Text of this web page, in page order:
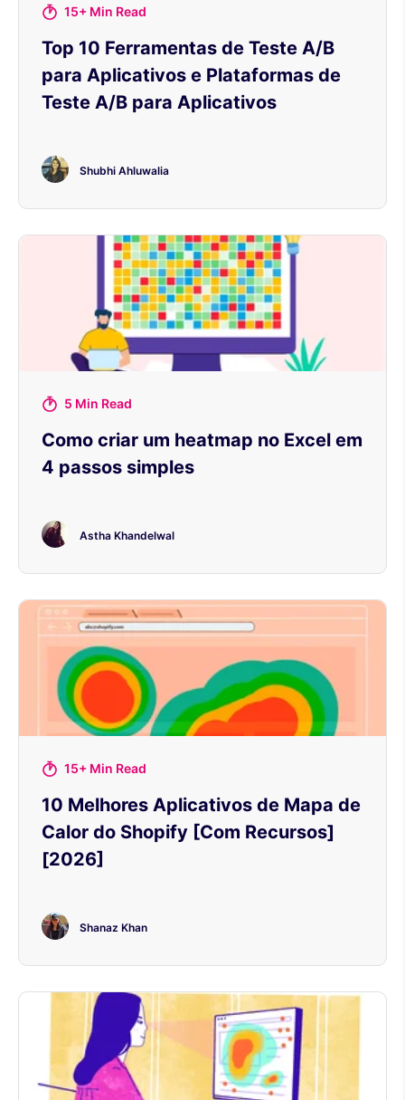
15+ Min Read
Top 10 Ferramentas de Teste A/B
para Aplicativos e Plataformas de
Teste A/B para Aplicativos
Shubhi Ahluwalia
5 Min Read
Como criar um heatmap no Excel em
4 passos simples
Astha Khandelwal
15+ Min Read
10 Melhores Aplicativos de Mapa de
Calor do Shopify [Com Recursos]
[2026]
Shanaz Khan